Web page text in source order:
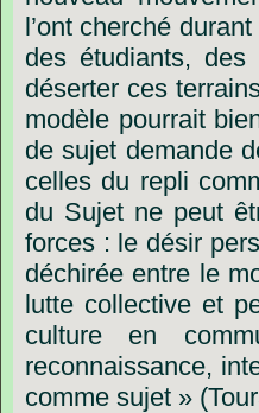
l’ont cherché durant
des étudiants, des
déserter ces
modèle pourrait
de sujet demande
celles du repli
du Sujet ne peut
forces : le désir
déchirée entre le
lutte collective et
culture
en
reconnaissance,
comme sujet »